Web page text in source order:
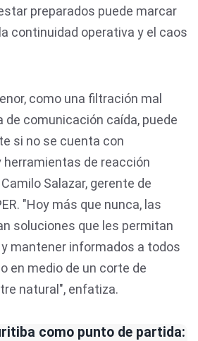
preparados puede marcar
continuidad operativa y el caos
como una filtración mal
de comunicación caída, puede
si no se cuenta con
de reacción
Salazar, gerente de
"Hoy más que nunca, las
soluciones que les permitan
mantener informados a todos
en medio de un corte de
natural", enfatiza.
como punto de partida: